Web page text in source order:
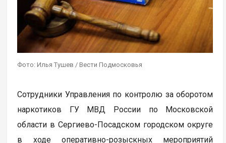
Фото: Илья Тушев / Вести Подмосковья
Сотрудники Управления по контролю за оборотом
наркотиков ГУ МВД России по Московской
области в Сергиево-Посадском городском округе
в ходе оперативно-розыскных мероприятий